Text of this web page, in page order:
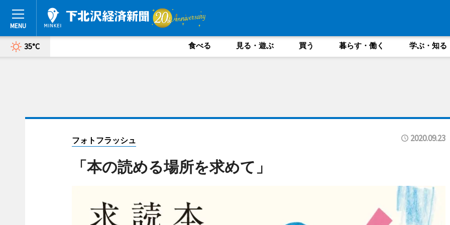
35°C 食べる 見る・遊ぶ 買う 暮らす・働く 学ぶ・知る
フォトフラッシュ 2020.09.23
「本の読める場所を求めて」